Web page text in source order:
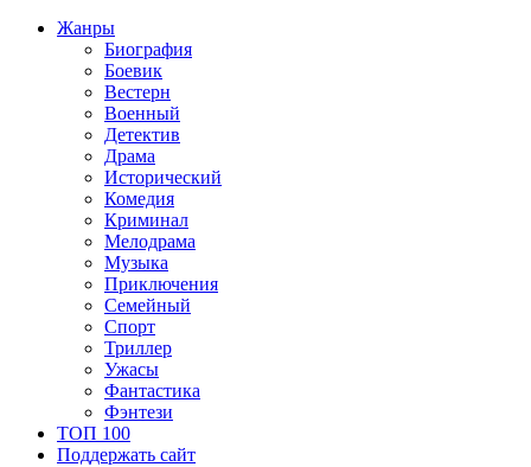
Жанры
Биография
Боевик
Вестерн
Военный
Детектив
Драма
Исторический
Комедия
Криминал
Мелодрама
Музыка
Приключения
Семейный
Спорт
Триллер
Ужасы
Фантастика
Фэнтези
ТОП 100
Поддержать сайт